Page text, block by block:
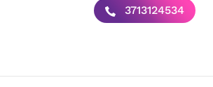
3713124534